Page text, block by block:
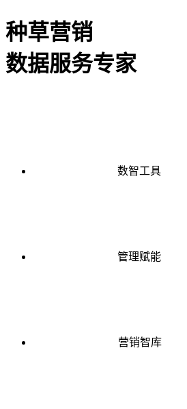
种草营销
数据服务专家
数智工具
管理赋能
营销智库